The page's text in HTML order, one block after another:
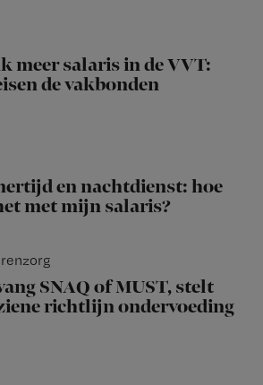
meer salaris in de VVT:
de vakbonden
en nachtdienst: hoe
met mijn salaris?
SNAQ of MUST, stelt
richtlijn ondervoeding